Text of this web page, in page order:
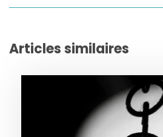
Articles similaires